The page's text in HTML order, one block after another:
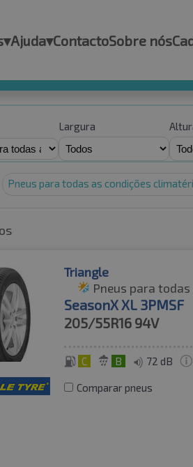
▾Ajuda▾ContactoSobre nós
Largura
Pneus para todas as condições
Triangle
Pneus para
SeasonX XL 3PMSF
205/55R16 94V
C B 72 dB
Comparar pneus